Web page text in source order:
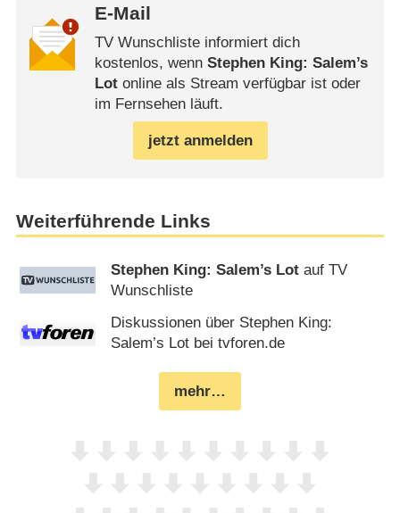
E-Mail
TV Wunschliste informiert dich
kostenlos, wenn Stephen King: Salem’s
Lotonline als Stream verfügbar ist oder
im Fernsehen läuft.
jetzt anmelden
Weiterführende Links
Stephen King: Salem’s Lot auf TV
Wunschliste
Diskussionen über Stephen King:
Salem’s Lot bei tvforen.de
mehr…